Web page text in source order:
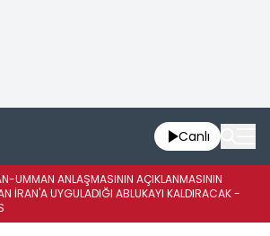
Canlı
UMMAN ANLAŞMASININ AÇIKLANMASININ
İRAN'A UYGULADIĞI ABLUKAYI KALDIRACAK -